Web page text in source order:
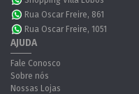
Rua Oscar Freire, 861
Rua Oscar Freire, 1051
AJUDA
Fale Conosco
Sobre nós
Nossas Lojas